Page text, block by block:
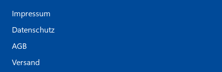
Impressum
Datenschutz
AGB
Versand